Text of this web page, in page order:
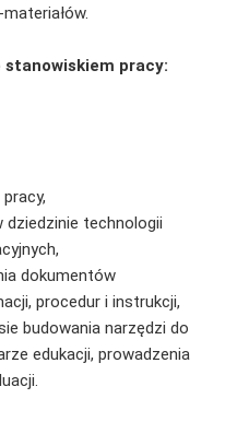
stanowiskiem pracy:
technologii
dokumentów
procedur i instrukcji,
budowania narzędzi do
edukacji, prowadzenia